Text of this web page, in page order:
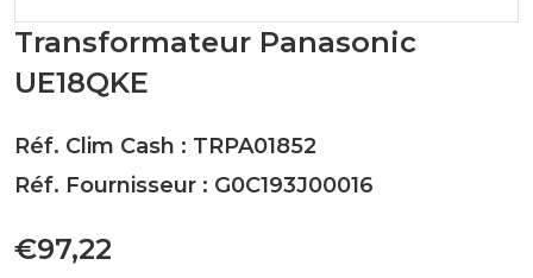
Transformateur Panasonic
UE18QKE
Réf. Clim Cash : TRPA01852
Réf. Fournisseur : G0C193J00016
€97,22